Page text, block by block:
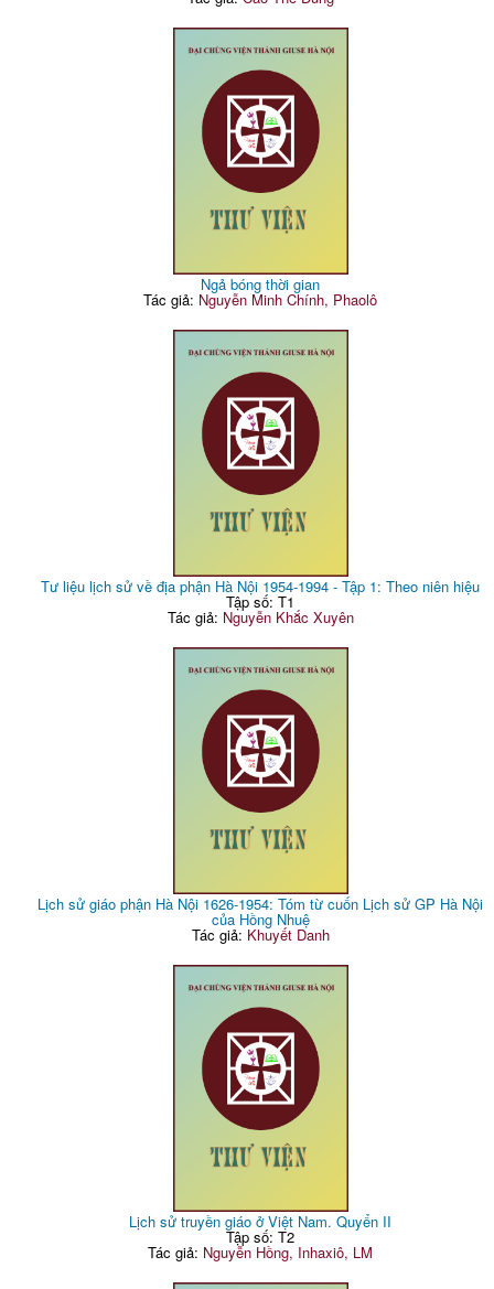
Ngả bóng thời gian
Tác giả: Nguyễn Minh Chính, Phaolô
Tư liệu lịch sử về địa phận Hà Nội 1954-1994 - Tập 1: Theo niên hiệu
Tập số: T1
Tác giả: Nguyễn Khắc Xuyên
Lịch sử giáo phận Hà Nội 1626-1954: Tóm từ cuốn Lịch sử GP Hà Nội
của Hồng Nhuệ
Tác giả: Khuyết Danh
Lịch sử truyền giáo ở Việt Nam. Quyển II
Tập số: T2
Tác giả: Nguyễn Hồng, Inhaxiô, LM